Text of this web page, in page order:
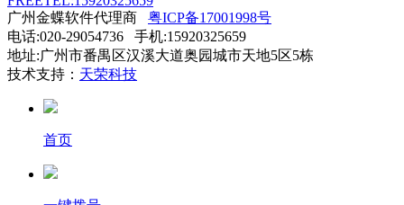
广州金蝶软件代理商 粤ICP备17001998号
电话:020-29054736 手机:15920325659
地址:广州市番禺区汉溪大道奥园城市天地5区5栋
技术支持： 天荣科技
首页